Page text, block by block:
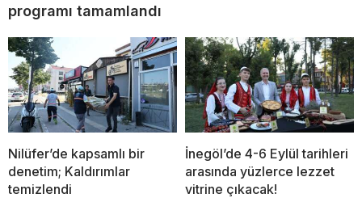
programı tamamlandı
Nilüfer’de kapsamlı bir
denetim; Kaldırımlar
temizlendi
İnegöl’de 4-6 Eylül tarihleri
arasında yüzlerce lezzet
vitrine çıkacak!